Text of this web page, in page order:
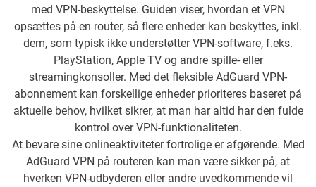
med VPN-beskyttelse. Guiden viser, hvordan et VPN
opsættes på en router, så flere enheder kan beskyttes, inkl.
dem, som typisk ikke understøtter VPN-software, f.eks.
PlayStation, Apple TV og andre spille- eller
streamingkonsoller. Med det fleksible AdGuard VPN-
abonnement kan forskellige enheder prioriteres baseret på
aktuelle behov, hvilket sikrer, at man har altid har den fulde
kontrol over VPN-funktionaliteten.
At bevare sine onlineaktiviteter fortrolige er afgørende. Med
AdGuard VPN på routeren kan man være sikker på, at
hverken VPN-udbyderen eller andre uvedkommende vil